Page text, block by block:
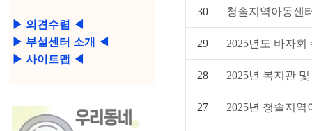
▶ 의견수렴 ◀
▶ 부설센터 소개 ◀
▶ 사이트맵 ◀
30 청솔지역아동센
29 2025년도 바자
28 2025년 복지관
27 2025년 청솔지